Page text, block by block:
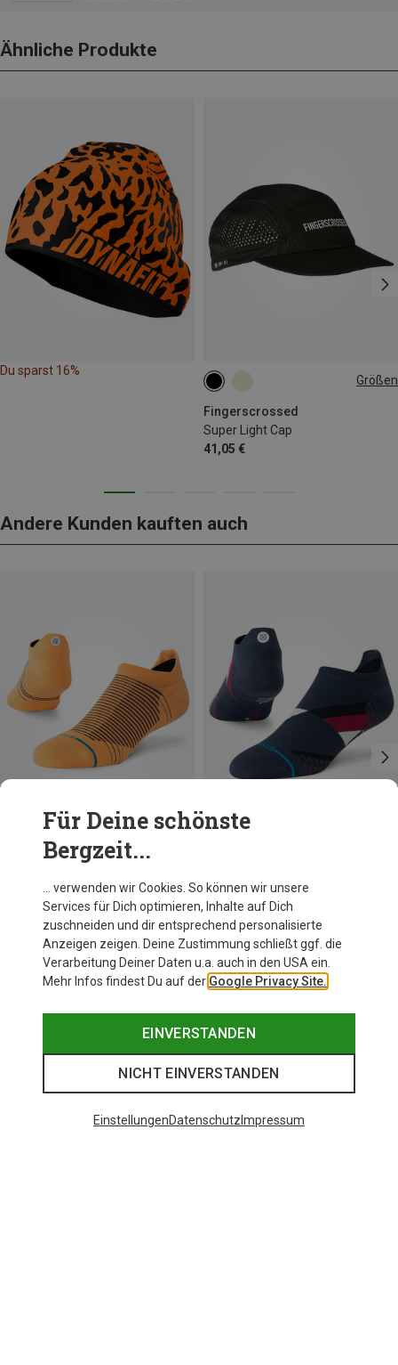
Ähnliche Produkte
Du sparst 16%
Größen
Fingerscrossed
Super Light Cap
41,05 €
ONE SIZE
Andere Kunden kauften auch
Du sparst 31%
Für Deine schönste
Bergzeit...
… verwenden wir Cookies. So können wir unsere
Services für Dich optimieren, Inhalte auf Dich
zuschneiden und dir entsprechend personalisierte
Anzeigen zeigen. Deine Zustimmung schließt ggf. die
Verarbeitung Deiner Daten u.a. auch in den USA ein.
Mehr Infos findest Du auf der Google Privacy Site.
EINVERSTANDEN
NICHT EINVERSTANDEN
EinstellungenDatenschutz Impressum